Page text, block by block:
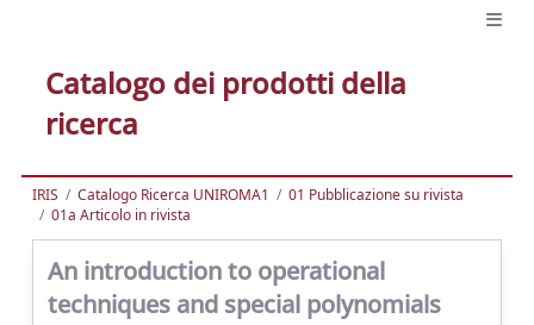
Catalogo dei prodotti della
ricerca
IRIS Catalogo Ricerca UNIROMA1
01 Pubblicazione su rivista
01a Articolo in rivista
An introduction to operational
techniques and special polynomials